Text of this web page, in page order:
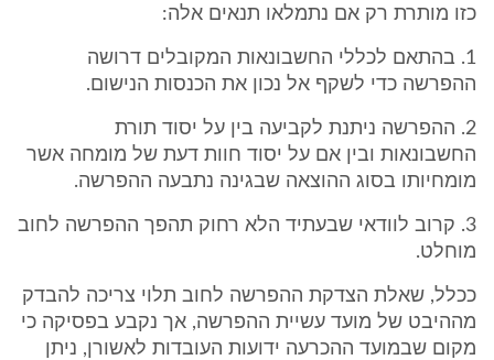
כזו מותרת רק אם נתמלאו תנאים אלה:
1. בהתאם לכללי החשבונאות המקובלים דרושה
ההפרשה כדי לשקף אל נכון את הכנסות הנישום.
2. ההפרשה ניתנת לקביעה בין על יסוד תורת
החשבונאות ובין אם על יסוד חוות דעת של מומחה אשר
מומחיותו בסוג ההוצאה שבגינה נתבעה ההפרשה.
3. קרוב לוודאי שבעתיד הלא רחוק תהפך ההפרשה לחוב
מוחלט.
ככלל, שאלת הצדקת ההפרשה לחוב תלוי צריכה להבדק
מההיבט של מועד עשיית ההפרשה, אך נקבע בפסיקה כי
מקום שבמועד ההכרעה ידועות העובדות לאשורן, ניתן